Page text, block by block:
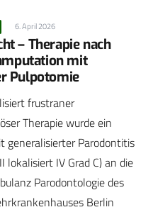
6. April 2026
– Therapie nach
mit
Pulpotomie
frustraner
Therapie wurde ein
generalisierter Parodontitis
lokalisiert IV Grad C) an die
Parodontologie des
Berlin